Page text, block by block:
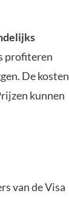
profiteren
De kosten
kunnen
van de Visa